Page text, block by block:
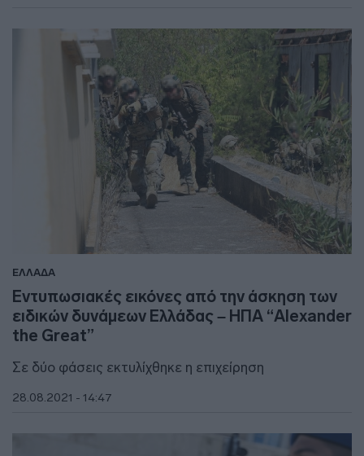
ΕΛΛΑΔΑ
Εντυπωσιακές εικόνες από την άσκηση των
ειδικών δυνάμεων Ελλάδας – ΗΠΑ “Alexander
the Great”
Σε δύο φάσεις εκτυλίχθηκε η επιχείρηση
28.08.2021 - 14:47